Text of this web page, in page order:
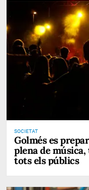
SOCIETAT
Golmés es
plena de
tots els públics